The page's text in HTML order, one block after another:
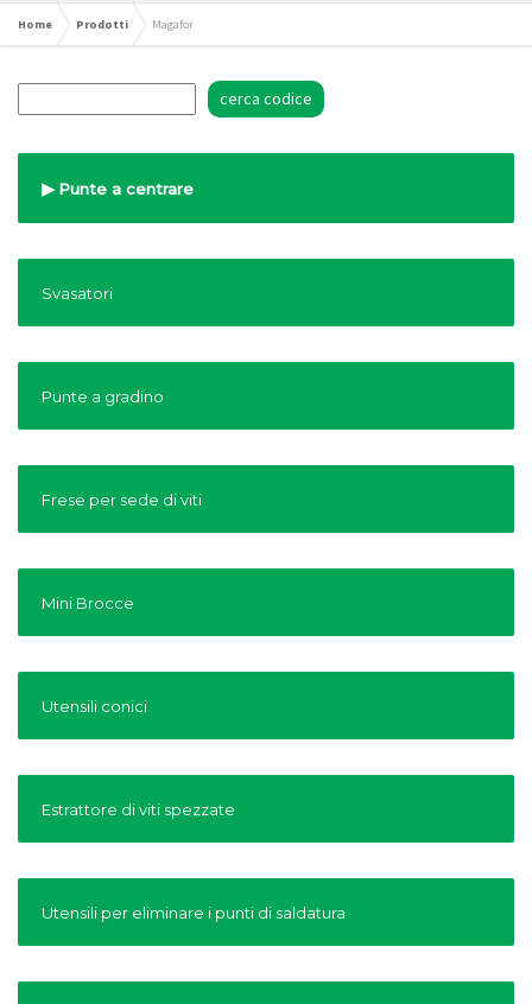
Home Prodotti Magafor
Punte a centrare
Svasatori
Punte a gradino
Frese per sede di viti
Mini Brocce
Utensili conici
Estrattore di viti spezzate
Utensili per eliminare i punti di saldatura